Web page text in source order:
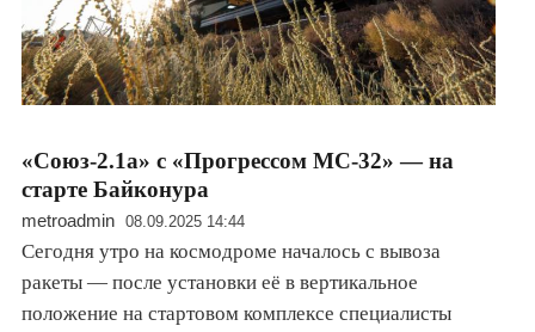
«Союз-2.1а» с «Прогрессом МС-32» — на
старте Байконура
metroadmin 08.09.2025 14:44
Сегодня утро на космодроме началось с вывоза
ракеты — после установки её в вертикальное
положение на стартовом комплексе специалисты